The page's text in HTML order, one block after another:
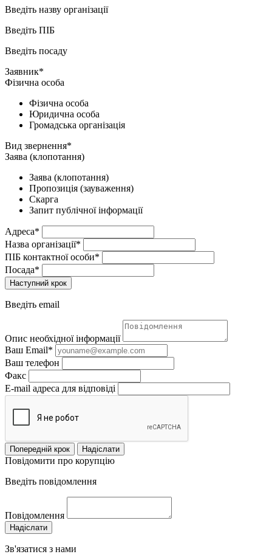
Введіть назву організації
Введіть ПІБ
Введіть посаду
Заявник*
Фізична особа
Фізична особа
Юридична особа
Громадська організація
Вид звернення*
Заява (клопотання)
Заява (клопотання)
Пропозиція (зауваження)
Скарга
Запит публічної інформації
Адреса*
Назва організації*
ПІБ контактної особи*
Посада*
Наступний крок
Введіть email
Опис необхідної інформації
Ваш Email*
Ваш телефон
Факс
E-mail адреса для відповіді
Попередній крок Надіслати
Повідомити про корупцію
Введіть повідомлення
Повідомлення
Надіслати
Зв'язатися з нами